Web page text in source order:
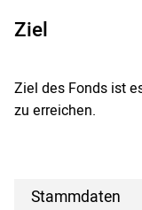
Ziel
Ziel des Fonds ist
zu erreichen.
Stammdaten